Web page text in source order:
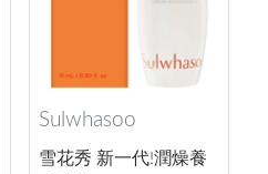
Sulwhasoo
雪花秀 新一代!潤燥養